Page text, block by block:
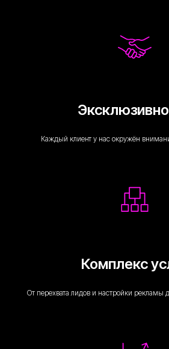
Каждый клиент у нас окружён
Комплекс
От перехвата лидов и настройки рекламы